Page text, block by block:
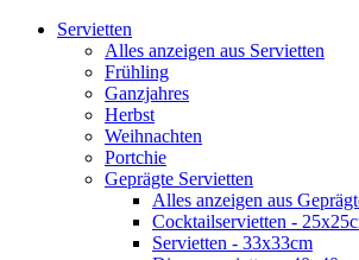
Servietten
Alles anzeigen aus Servietten
Frühling
Ganzjahres
Herbst
Weihnachten
Portchie
Geprägte Servietten
Alles anzeigen aus
Cocktailservietten -
Servietten - 33x33cm